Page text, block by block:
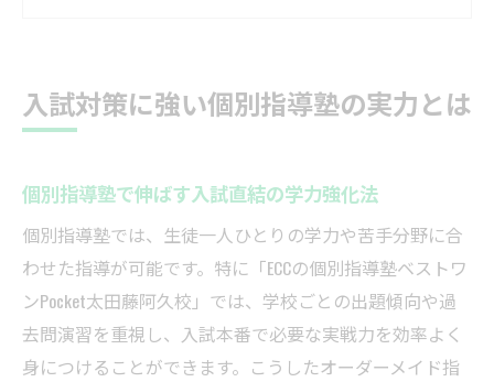
画
太田市の個別指導塾で学力を最大限に伸ば
す法
個別指導塾で苦手分野を克服する具体的ア
プローチ
自分に合う個別指導塾の見極め方と比較ポ
イント
入試対策に強い個別指導塾の実力とは
個別指導塾で伸ばす入試直結の学力強化法
個別指導塾では、生徒一人ひとりの学力や苦手分野に合
わせた指導が可能です。特に「ECCの個別指導塾ベストワ
ンPocket太田藤阿久校」では、学校ごとの出題傾向や過
去問演習を重視し、入試本番で必要な実戦力を効率よく
身につけることができます。こうしたオーダーメイド指